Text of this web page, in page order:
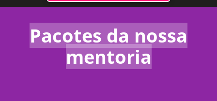
Pacotes da nossa
mentoria